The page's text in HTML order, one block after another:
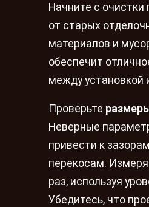
Начните с очистки
от старых
материалов и
обеспечит
между установкой
Проверьте
Неверные
привести к
перекосам.
раз, используя
Убедитесь, что